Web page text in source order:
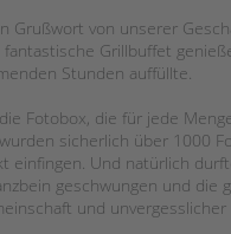
BTL AKADEMIE
Grußwort von unserer
Grillbuffet
Stunden auffüllte.
Fotobox, die für jede
sicherlich über 1000
Und natürlich
geschwungen und die
und